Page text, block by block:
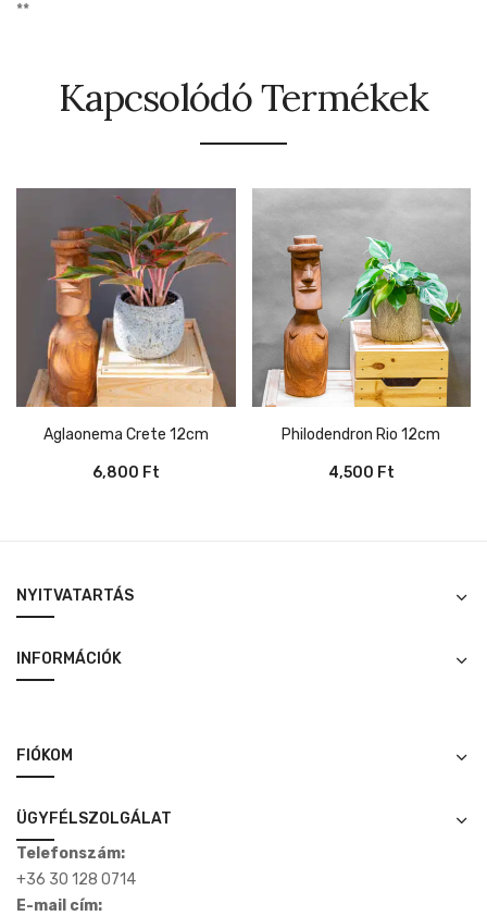
**
Kapcsolódó Termékek
Aglaonema Crete 12cm
6,800 Ft
Philodendron Rio 12cm
4,500 Ft
NYITVATARTÁS
INFORMÁCIÓK
FIÓKOM
ÜGYFÉLSZOLGÁLAT
Telefonszám:
+36 30 128 0714
E-mail cím: